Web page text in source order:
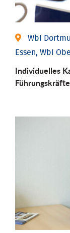
WbI
Essen, WbI
Individu­elles
Führungs­kräfte